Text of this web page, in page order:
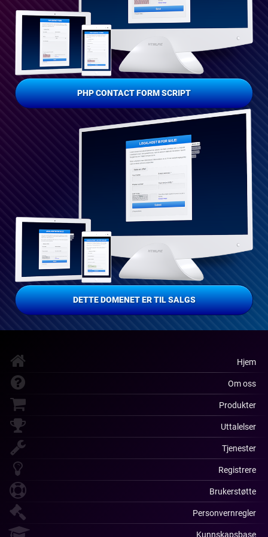
PHP CONTACT FORM SCRIPT
DETTE DOMENET ER TIL SALGS
Hjem
Om oss
Produkter
Uttalelser
Tjenester
Registrere
Brukerstøtte
Personvernregler
Kunnskapsbase